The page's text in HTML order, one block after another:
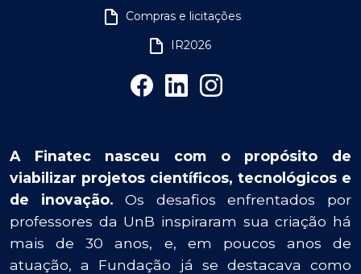
Compras e licitações
IR2026
A Finatec nasceu com o propósito de
viabilizar projetos científicos, tecnológicos e
de inovação. Os desafios enfrentados por
professores da UnB inspiraram sua criação há
mais de 30 anos, e, em poucos anos de
atuação, a Fundação já se destacava como